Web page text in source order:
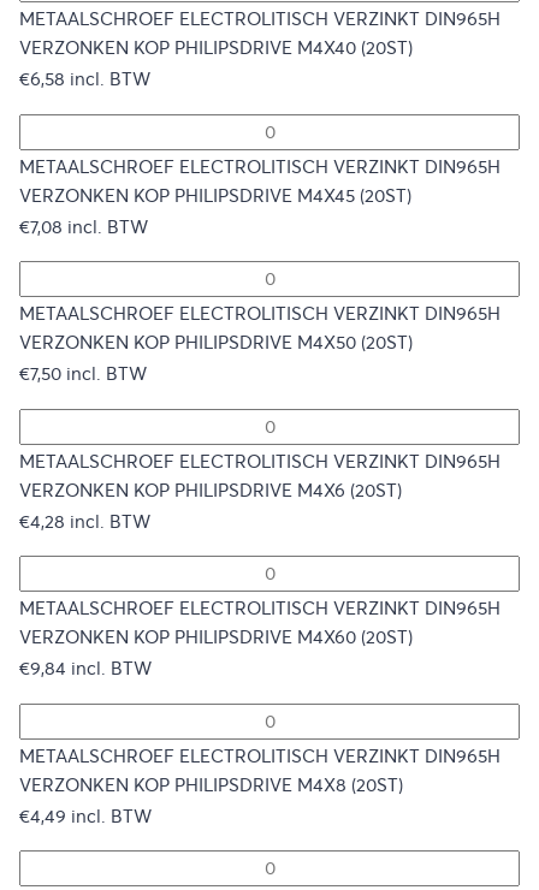
METAALSCHROEF ELECTROLITISCH VERZINKT DIN965H
VERZONKEN KOP PHILIPSDRIVE M4X40 (20ST)
€6,58 incl. BTW
METAALSCHROEF ELECTROLITISCH VERZINKT DIN965H
VERZONKEN KOP PHILIPSDRIVE M4X45 (20ST)
€7,08 incl. BTW
METAALSCHROEF ELECTROLITISCH VERZINKT DIN965H
VERZONKEN KOP PHILIPSDRIVE M4X50 (20ST)
€7,50 incl. BTW
METAALSCHROEF ELECTROLITISCH VERZINKT DIN965H
VERZONKEN KOP PHILIPSDRIVE M4X6 (20ST)
€4,28 incl. BTW
METAALSCHROEF ELECTROLITISCH VERZINKT DIN965H
VERZONKEN KOP PHILIPSDRIVE M4X60 (20ST)
€9,84 incl. BTW
METAALSCHROEF ELECTROLITISCH VERZINKT DIN965H
VERZONKEN KOP PHILIPSDRIVE M4X8 (20ST)
€4,49 incl. BTW